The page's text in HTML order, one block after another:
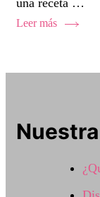
una receta …
Leer más